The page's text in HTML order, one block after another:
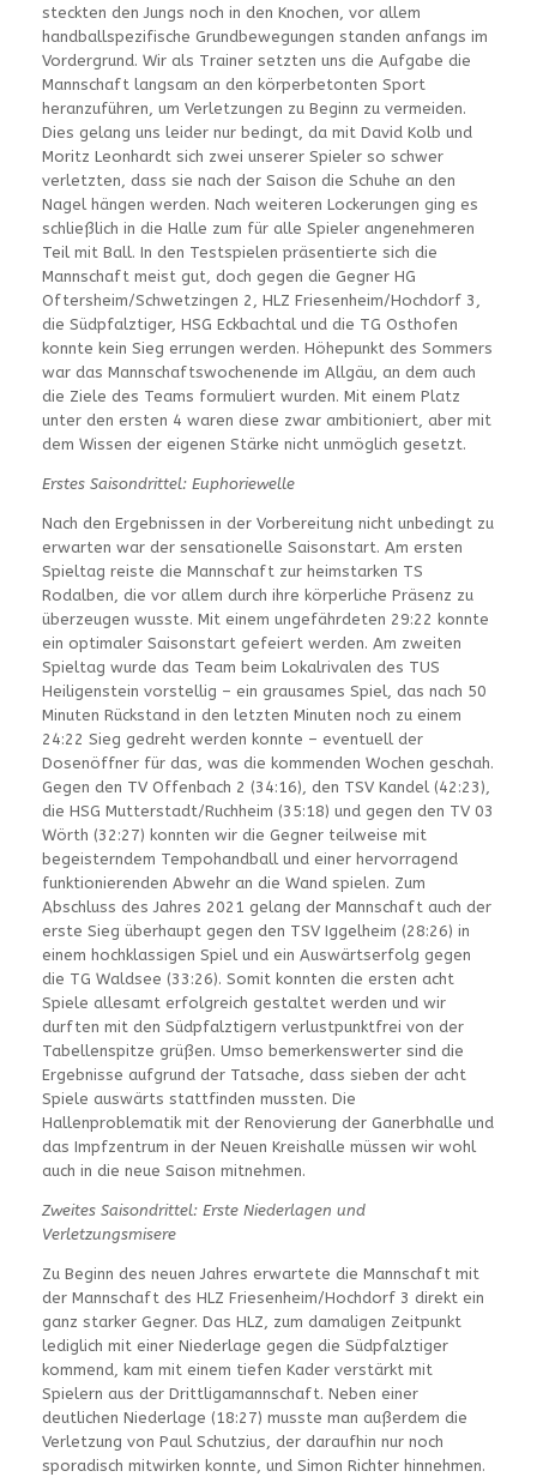
steckten den Jungs noch in den Knochen, vor allem
handballspezifische Grundbewegungen standen anfangs im
Vordergrund. Wir als Trainer setzten uns die Aufgabe die
Mannschaft langsam an den körperbetonten Sport
heranzuführen, um Verletzungen zu Beginn zu vermeiden.
Dies gelang uns leider nur bedingt, da mit David Kolb und
Moritz Leonhardt sich zwei unserer Spieler so schwer
verletzten, dass sie nach der Saison die Schuhe an den
Nagel hängen werden. Nach weiteren Lockerungen ging es
schließlich in die Halle zum für alle Spieler angenehmeren
Teil mit Ball. In den Testspielen präsentierte sich die
Mannschaft meist gut, doch gegen die Gegner HG
Oftersheim/Schwetzingen 2, HLZ Friesenheim/Hochdorf 3,
die Südpfalztiger, HSG Eckbachtal und die TG Osthofen
konnte kein Sieg errungen werden. Höhepunkt des Sommers
war das Mannschaftswochenende im Allgäu, an dem auch
die Ziele des Teams formuliert wurden. Mit einem Platz
unter den ersten 4 waren diese zwar ambitioniert, aber mit
dem Wissen der eigenen Stärke nicht unmöglich gesetzt.
Erstes Saisondrittel: Euphoriewelle
Nach den Ergebnissen in der Vorbereitung nicht unbedingt zu
erwarten war der sensationelle Saisonstart. Am ersten
Spieltag reiste die Mannschaft zur heimstarken TS
Rodalben, die vor allem durch ihre körperliche Präsenz zu
überzeugen wusste. Mit einem ungefährdeten 29:22 konnte
ein optimaler Saisonstart gefeiert werden. Am zweiten
Spieltag wurde das Team beim Lokalrivalen des TUS
Heiligenstein vorstellig – ein grausames Spiel, das nach 50
Minuten Rückstand in den letzten Minuten noch zu einem
24:22 Sieg gedreht werden konnte – eventuell der
Dosenöffner für das, was die kommenden Wochen geschah.
Gegen den TV Offenbach 2 (34:16), den TSV Kandel (42:23),
die HSG Mutterstadt/Ruchheim (35:18) und gegen den TV 03
Wörth (32:27) konnten wir die Gegner teilweise mit
begeisterndem Tempohandball und einer hervorragend
funktionierenden Abwehr an die Wand spielen. Zum
Abschluss des Jahres 2021 gelang der Mannschaft auch der
erste Sieg überhaupt gegen den TSV Iggelheim (28:26) in
einem hochklassigen Spiel und ein Auswärtserfolg gegen
die TG Waldsee (33:26). Somit konnten die ersten acht
Spiele allesamt erfolgreich gestaltet werden und wir
durften mit den Südpfalztigern verlustpunktfrei von der
Tabellenspitze grüßen. Umso bemerkenswerter sind die
Ergebnisse aufgrund der Tatsache, dass sieben der acht
Spiele auswärts stattfinden mussten. Die
Hallenproblematik mit der Renovierung der Ganerbhalle und
das Impfzentrum in der Neuen Kreishalle müssen wir wohl
auch in die neue Saison mitnehmen.
Zweites Saisondrittel: Erste Niederlagen und
Verletzungsmisere
Zu Beginn des neuen Jahres erwartete die Mannschaft mit
der Mannschaft des HLZ Friesenheim/Hochdorf 3 direkt ein
ganz starker Gegner. Das HLZ, zum damaligen Zeitpunkt
lediglich mit einer Niederlage gegen die Südpfalztiger
kommend, kam mit einem tiefen Kader verstärkt mit
Spielern aus der Drittligamannschaft. Neben einer
deutlichen Niederlage (18:27) musste man außerdem die
Verletzung von Paul Schutzius, der daraufhin nur noch
sporadisch mitwirken konnte, und Simon Richter hinnehmen.